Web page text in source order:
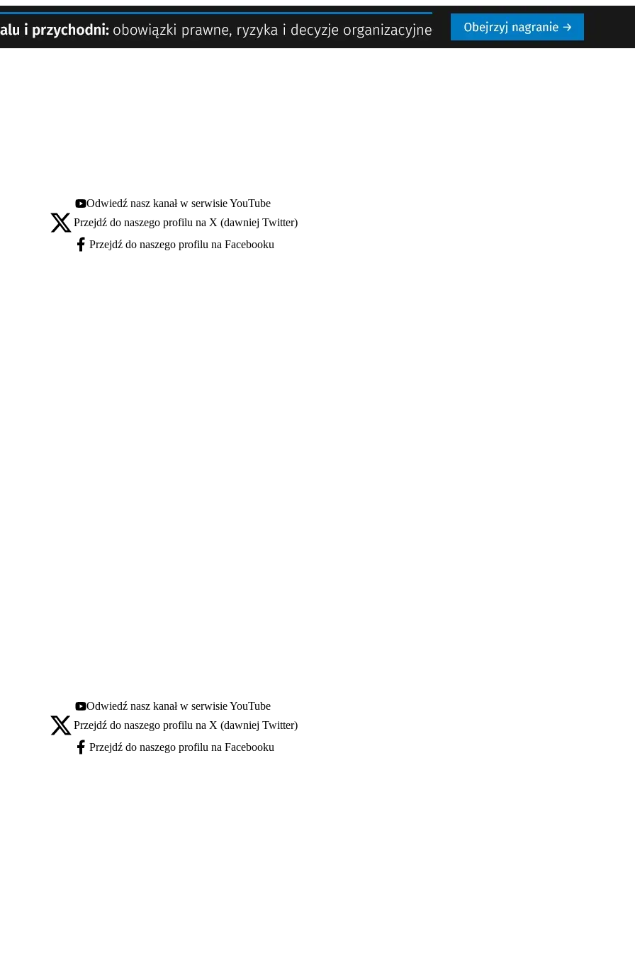
Youtube - otwiera się w nowej karcie
Odwiedź nasz kanał w serwisie YouTube
X - otwiera się w nowej karcie
Przejdź do naszego profilu na X (dawniej Twitter)
Facebook - otwiera się w nowej karcie
Przejdź do naszego profilu na Facebooku
Youtube - otwiera się w nowej karcie
Odwiedź nasz kanał w serwisie YouTube
X - otwiera się w nowej karcie
Przejdź do naszego profilu na X (dawniej Twitter)
Facebook - otwiera się w nowej karcie
Przejdź do naszego profilu na Facebooku